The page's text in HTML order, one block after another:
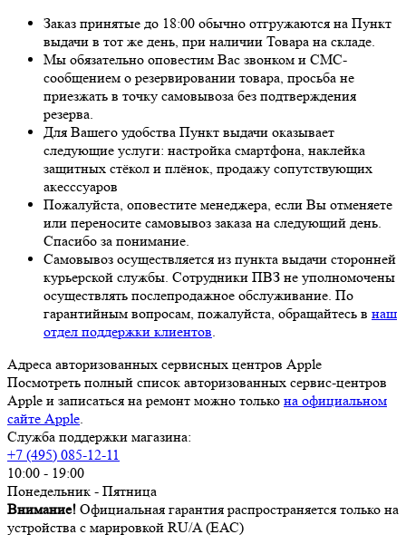
Заказ принятые до 18:00 обычно отгружаются на Пункт
выдачи в тот же день, при наличии Товара на складе.
Мы обязательно оповестим Вас звонком и СМС-
сообщением о резервировании товара, просьба не
приезжать в точку самовывоза без подтверждения
резерва.
Для Вашего удобства Пункт выдачи оказывает
следующие услуги: настройка смартфона, наклейка
защитных стёкол и плёнок, продажу сопутствующих
акесссуаров
Пожалуйста, оповестите менеджера, если Вы отменяете
или переносите самовывоз заказа на следующий день.
Спасибо за понимание.
Самовывоз осуществляется из пункта выдачи сторонней
курьерской службы. Сотрудники ПВЗ не уполномочены
осуществлять послепродажное обслуживание. По
гарантийным вопросам, пожалуйста, обращайтесь в наш
отдел поддержки клиентов.
Адреса авторизованных сервисных центров Apple
Посмотреть полный список авторизованных сервис-центров
Apple и записаться на ремонт можно только на официальном
сайте Apple.
Служба поддержки магазина:
+7 (495) 085-12-11
10:00 - 19:00
Понедельник - Пятница
Внимание! Официальная гарантия распространяется только на
устройства с марировкой RU/A (ЕАС)